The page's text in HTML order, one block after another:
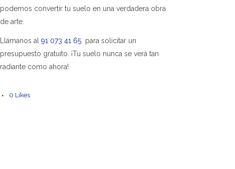
podemos convertir tu suelo en una verdadera obra
de arte.
Llámanos al91 073 41 65 para solicitar un
presupuesto gratuito. ¡Tu suelo nunca se verá tan
radiante como ahora!
0 Likes